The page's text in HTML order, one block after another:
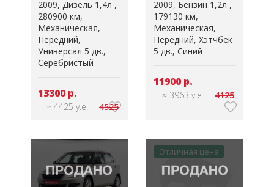
2009 Дизель 1,4л
280900 км
Механическая
Передний
Универсал 5 дв.
Серебристый
13300 р.
≈ 4425 у.е. 4525
2009 Бензин 1,2л
179130 км
Механическая
Передний Хэтчбек
5 дв. Синий
11900 р.
≈ 3963 у.е. 4125
Отличная цена